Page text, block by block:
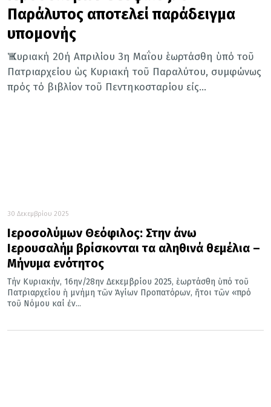
Παράλυτος αποτελεί παράδειγμα
υπομονής
Ἡ Κυριακή 20ή Απριλίου 3η Μαΐου ἑωρτάσθη ὑπό τοῦ
Πατριαρχείου ὡς Κυριακή τοῦ Παραλύτου, συμφώνως
πρός τό βιβλίον τοῦ Πεντηκοσταρίου εἰς...
30 Δεκεμβρίου 2025
Ιεροσολύμων Θεόφιλος: Στην άνω
Ιερουσαλήμ βρίσκονται τα αληθινά θεμέλια –
Μήνυμα ενότητος
Τήν Κυριακήν, 16ην/28ην Δεκεμβρίου 2025, ἑωρτάσθη ὑπό τοῦ
Πατριαρχείου ἡ μνήμη τῶν Ἁγίων Προπατόρων, ἤτοι τῶν «πρό
τοῦ Νόμου καί ἐν...